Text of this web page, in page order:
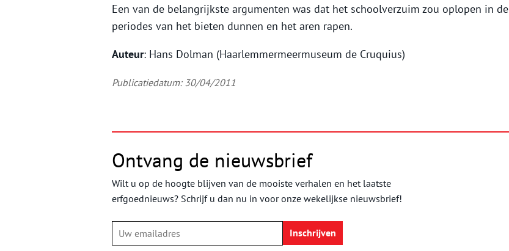
Een van de belangrijkste argumenten was dat het schoolverzuim zou oplopen in de
periodes van het bieten dunnen en het aren rapen.
Auteur: Hans Dolman (Haarlemmermeermuseum de Cruquius)
Publicatiedatum: 30/04/2011
Ontvang de nieuwsbrief
Wilt u op de hoogte blijven van de mooiste verhalen en het laatste
erfgoednieuws? Schrijf u dan nu in voor onze wekelijkse nieuwsbrief!